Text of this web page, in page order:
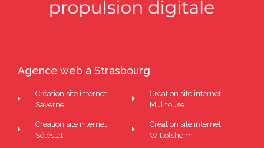
Agence web à Strasbourg
Création site internet
Saverne
Création site internet
Séléstat
Création site internet
Mulhouse
Création site internet
Wittolsheim